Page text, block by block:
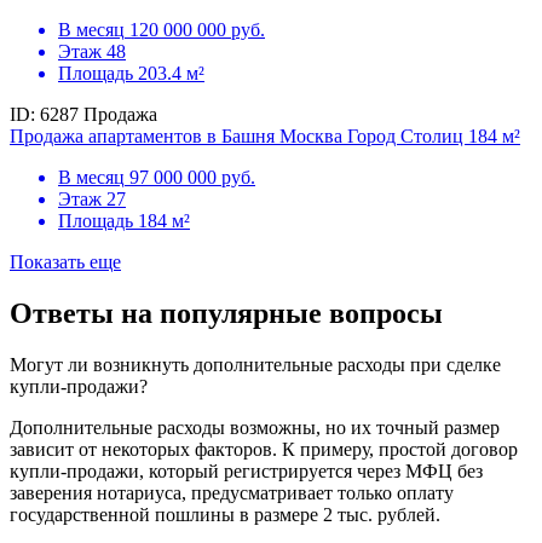
В месяц 120 000 000 руб.
Этаж 48
Площадь 203.4 м²
ID: 6287 Продажа
Продажа апартаментов в Башня Москва Город Столиц 184 м²
В месяц 97 000 000 руб.
Этаж 27
Площадь 184 м²
Показать еще
Ответы на популярные вопросы
Могут ли возникнуть дополнительные расходы при сделке
купли-продажи?
Дополнительные расходы возможны, но их точный размер
зависит от некоторых факторов. К примеру, простой договор
купли-продажи, который регистрируется через МФЦ без
заверения нотариуса, предусматривает только оплату
государственной пошлины в размере 2 тыс. рублей.